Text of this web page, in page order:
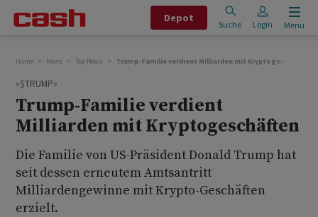
Depot
Suche Login Menu
Home News Top News Trump-Familie verdient Milliarden mit Kryptogeschäften
«$TRUMP»
Trump-Familie verdient
Milliarden mit Kryptogeschäften
Die Familie von US-Präsident Donald Trump hat
seit dessen erneutem Amtsantritt
Milliardengewinne mit Krypto-Geschäften
erzielt.